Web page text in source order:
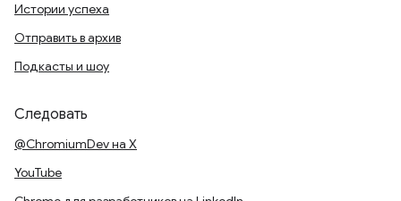
Истории успеха
Отправить в архив
Подкасты и шоу
Следовать
@ChromiumDev на X
YouTube